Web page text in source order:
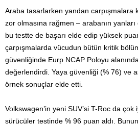
Araba tasarlarken yandan carpışmalara
zor olmasına rağmen – arabanın
bu testte de başarı elde edip yüksek
çarpışmalarda vücudun bütün kritik
güvenliğinde Eurp NCAP Poloyu
değerlendirdi. Yaya güvenliği (% 76) ve
örnek sonuçlar elde etti.
Volkswagen’in yeni SUV’si T-Roc da
sürücüler testinde % 96 puan aldı.